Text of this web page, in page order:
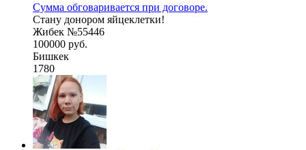
Сумма обговаривается при договоре.
Стану донором яйцеклетки!
Жибек №55446
100000 руб.
Бишкек
1780